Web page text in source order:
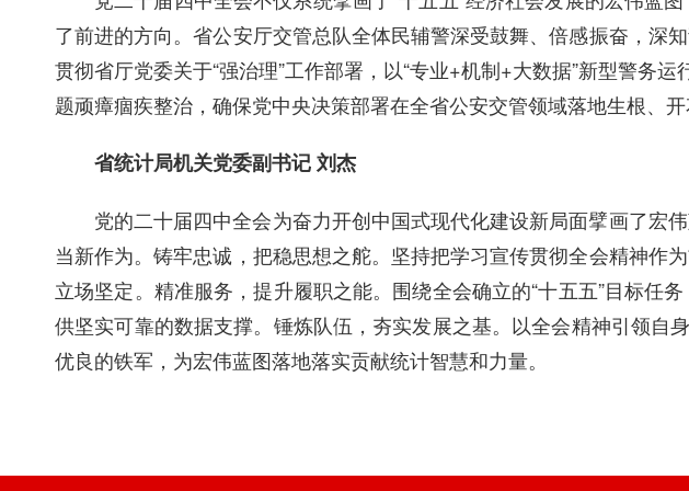
了前进的方向。省公安厅交管总队全体民辅警深受鼓舞、倍感振奋，深
贯彻省厅党委关于“强治理”工作部署，以“专业+机制+大数据”新型警务
题顽瘴痼疾整治，确保党中央决策部署在全省公安交管领域落地生根、开
省统计局机关党委副书记 刘杰
党的二十届四中全会为奋力开创中国式现代化建设新局面擘画了宏
当新作为。铸牢忠诚，把稳思想之舵。坚持把学习宣传贯彻全会精神作
立场坚定。精准服务，提升履职之能。围绕全会确立的“十五五”目标
供坚实可靠的数据支撑。锤炼队伍，夯实发展之基。以全会精神引领自
优良的铁军，为宏伟蓝图落地落实贡献统计智慧和力量。